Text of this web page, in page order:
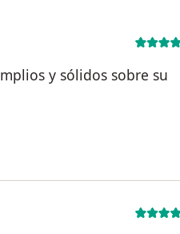
y sólidos sobre su
Raul